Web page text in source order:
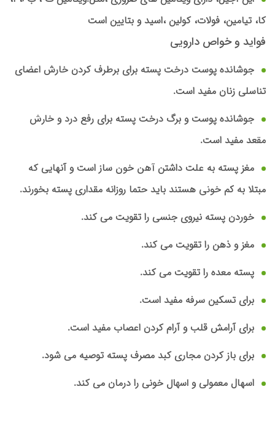
کا، تیامین، فولات، کولین ،اسید و بتایین است
فواید و خواص دارویی
جوشانده پوست درخت پسته برای برطرف کردن خارش اعضای
تناسلی زنان مفید است.
جوشانده پوست و برگ درخت پسته برای رفع درد و خارش
مقعد مفید است.
مغز پسته به علت داشتن آهن خون ساز است و آنهایی که
مبتلا به کم خونی هستند باید حتما روزانه مقداری پسته بخورند.
خوردن پسته نیروی جنسی را تقویت می کند.
مغز و ذهن را تقویت می کند.
پسته معده را تقویت می کند.
برای تسکین سرفه مفید است.
برای آرامش قلب و آرام کردن اعصاب مفید است.
برای باز کردن مجاری کبد مصرف پسته توصیه می شود.
اسهال معمولی و اسهال خونی را درمان می کند.